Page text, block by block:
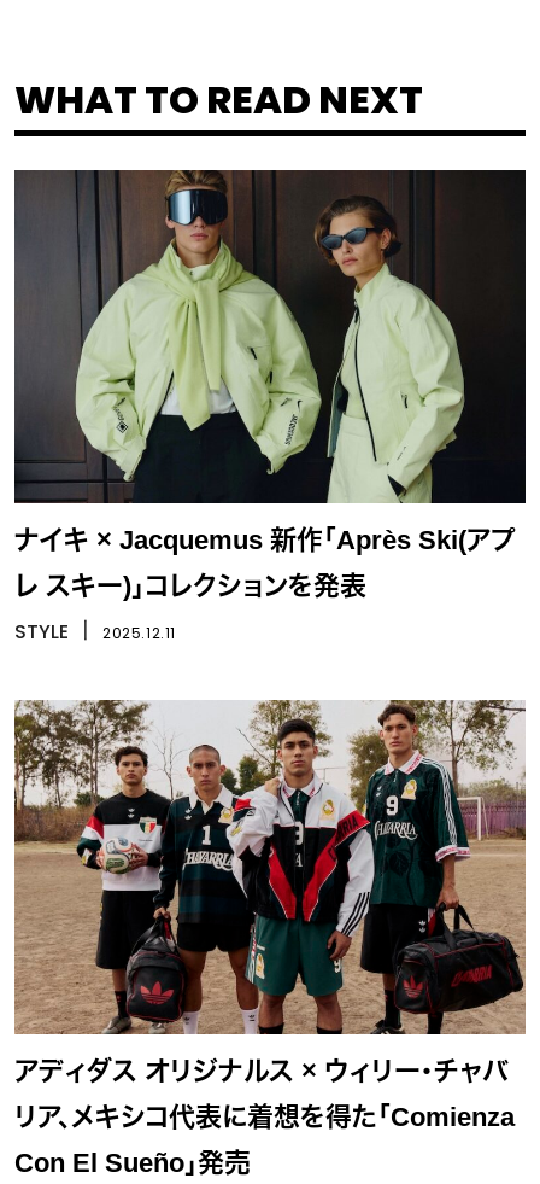
WHAT TO READ NEXT
ナイキ × Jacquemus 新作「Après Ski(アプ
レ スキー)」コレクションを発表
STYLE 2025.12.11
アディダス オリジナルス × ウィリー・チャバ
リア、メキシコ代表に着想を得た「Comienza
Con El Sueño」発売